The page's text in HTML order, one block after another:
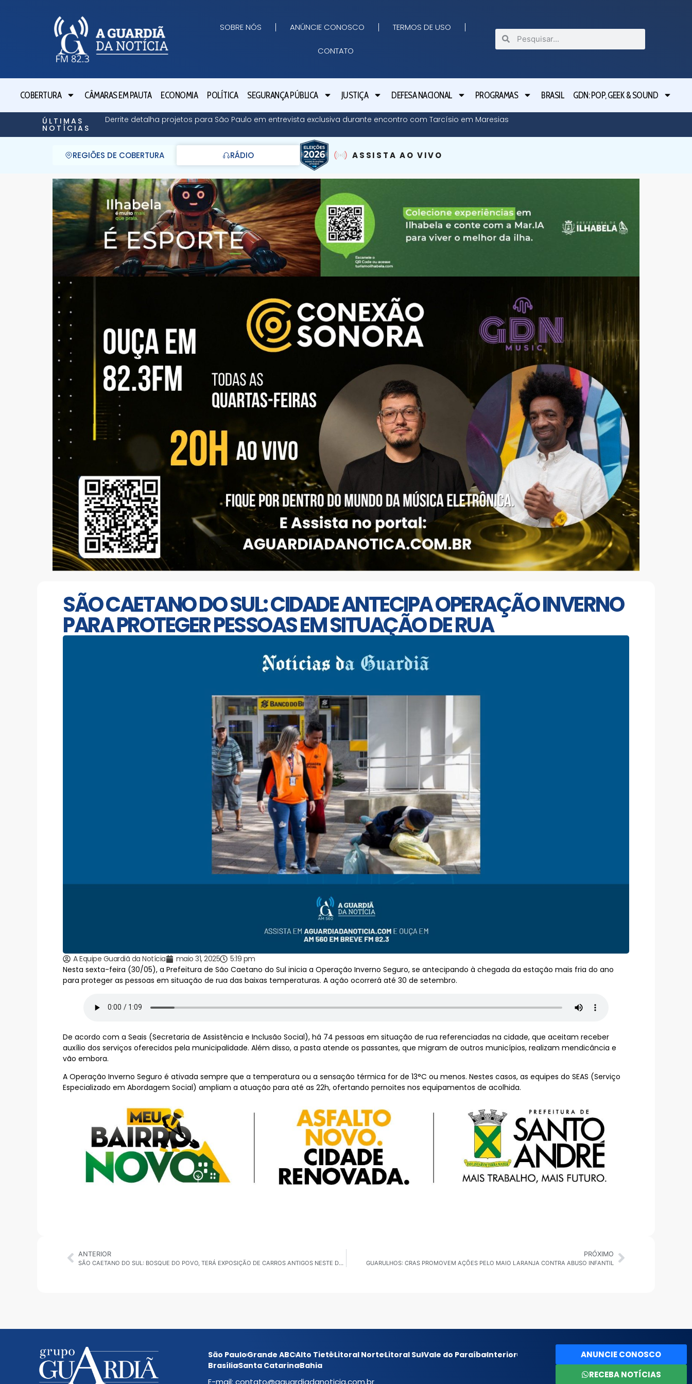
SOBRE NÓS ANÚNCIE CONOSCO TERMOS DE USO
CONTATO
COBERTURA CÂMARAS EM PAUTA ECONOMIA POLÍTICA SEGURANÇA PÚBLICA JUSTIÇA DEFESA NACIONAL PROGRAMAS BRASIL GDN: POP, GEEK & SOUND
ÚLTIMAS
NOTÍCIAS
Derrite detalha projetos para São Paulo em entrevista exclusiva durante encontro com Tarcísio em Maresias
REGIÕES DE COBERTURA RÁDIO ASSISTA AO VIVO
SÃO CAETANO DO SUL: CIDADE ANTECIPA OPERAÇÃO INVERNO
PARA PROTEGER PESSOAS EM SITUAÇÃO DE RUA
A Equipe Guardiã da Notícia maio 31, 2025
5:19 pm
Nesta sexta-feira (30/05), a Prefeitura de São Caetano do Sul inicia a Operação Inverno Seguro, se antecipando à chegada da estação mais fria do ano
para proteger as pessoas em situação de rua das baixas temperaturas. A ação ocorrerá até 30 de setembro.
De acordo com a Seais (Secretaria de Assistência e Inclusão Social), há 74 pessoas em situação de rua referenciadas na cidade, que aceitam receber
auxílio dos serviços oferecidos pela municipalidade. Além disso, a pasta atende os passantes, que migram de outros municípios, realizam mendicância e
vão embora.
A Operação Inverno Seguro é ativada sempre que a temperatura ou a sensação térmica for de 13°C ou menos. Nestes casos, as equipes do SEAS (Serviço
Especializado em Abordagem Social) ampliam a atuação para até as 22h, ofertando pernoites nos equipamentos de acolhida.
ANTERIOR
SÃO CAETANO DO SUL: BOSQUE DO POVO, TERÁ EXPOSIÇÃO DE CARROS ANTIGOS NESTE DOMINGO
PRÓXIMO
GUARULHOS: CRAS PROMOVEM AÇÕES PELO MAIO LARANJA CONTRA ABUSO INFANTIL
São PauloGrande ABCAlto TietêLitoral NorteLitoral SulVale do ParaíbaInterior
BrasíliaSanta CatarinaBahia
E-mail: contato@aguardiadanoticia.com.br
ANUNCIE CONOSCO
RECEBA NOTÍCIAS